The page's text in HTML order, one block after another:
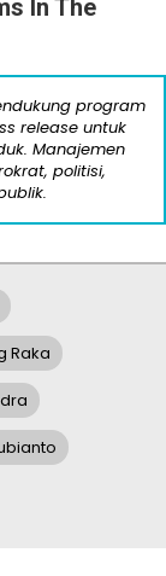
In The
program
release untuk
Manajemen
politisi,
Raka